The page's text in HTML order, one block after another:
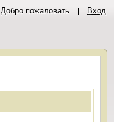
Добро пожаловать Вход